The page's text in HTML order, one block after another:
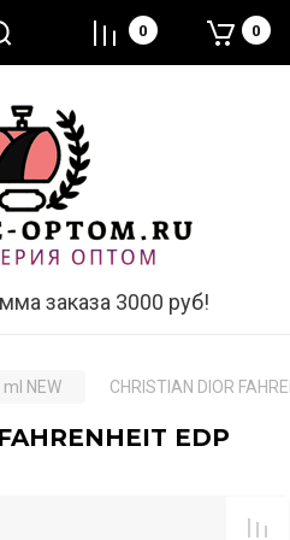
заказа 3000 руб!
0 0
NEW CHRISTIAN DIOR
EDP